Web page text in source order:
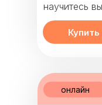
онлайн
научитесь
Купить